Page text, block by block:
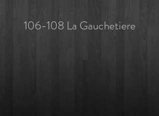
106-108 La Gauchetiere